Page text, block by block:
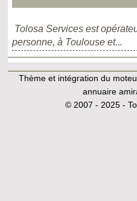
Tolosa Services est
personne, à Toulouse et...
Thème et intégration du
annuaire
© 2007 - 2025 -